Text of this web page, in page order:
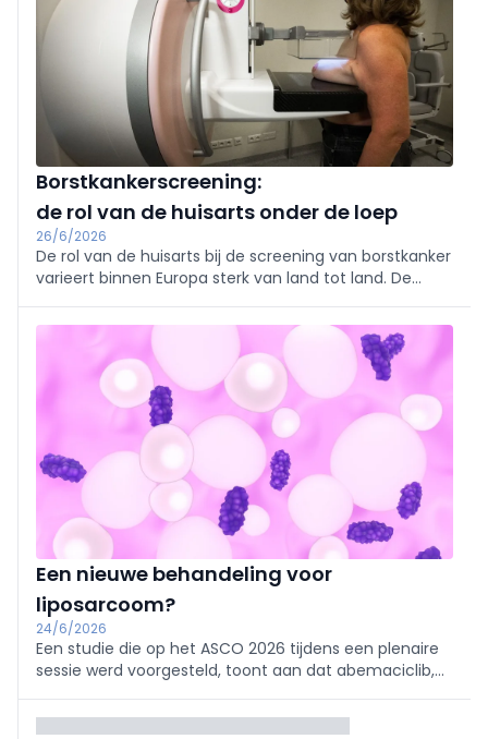
Borstkankerscreening:
de rol van de huisarts onder de loep
26/6/2026
De rol van de huisarts bij de screening van borstkanker
varieert binnen Europa sterk van land tot land. De
van de screening. Dat blijkt uit een studie in het
European Journal of General Practice.
Een nieuwe behandeling voor
liposarcoom?
24/6/2026
Een studie die op het ASCO 2026 tijdens een plenaire
sessie werd voorgesteld, toont aan dat abemaciclib,
patiënten met een gevorderd gedefifferentieerd